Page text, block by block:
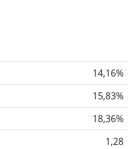
der Vergangenheit
risikoreicher. Wir
auf Basis der Daten der
du sehen kannst, ob
Laufe der Zeit stärker
Weitere Informationen
14,16%
15,83%
18,36%
1,28